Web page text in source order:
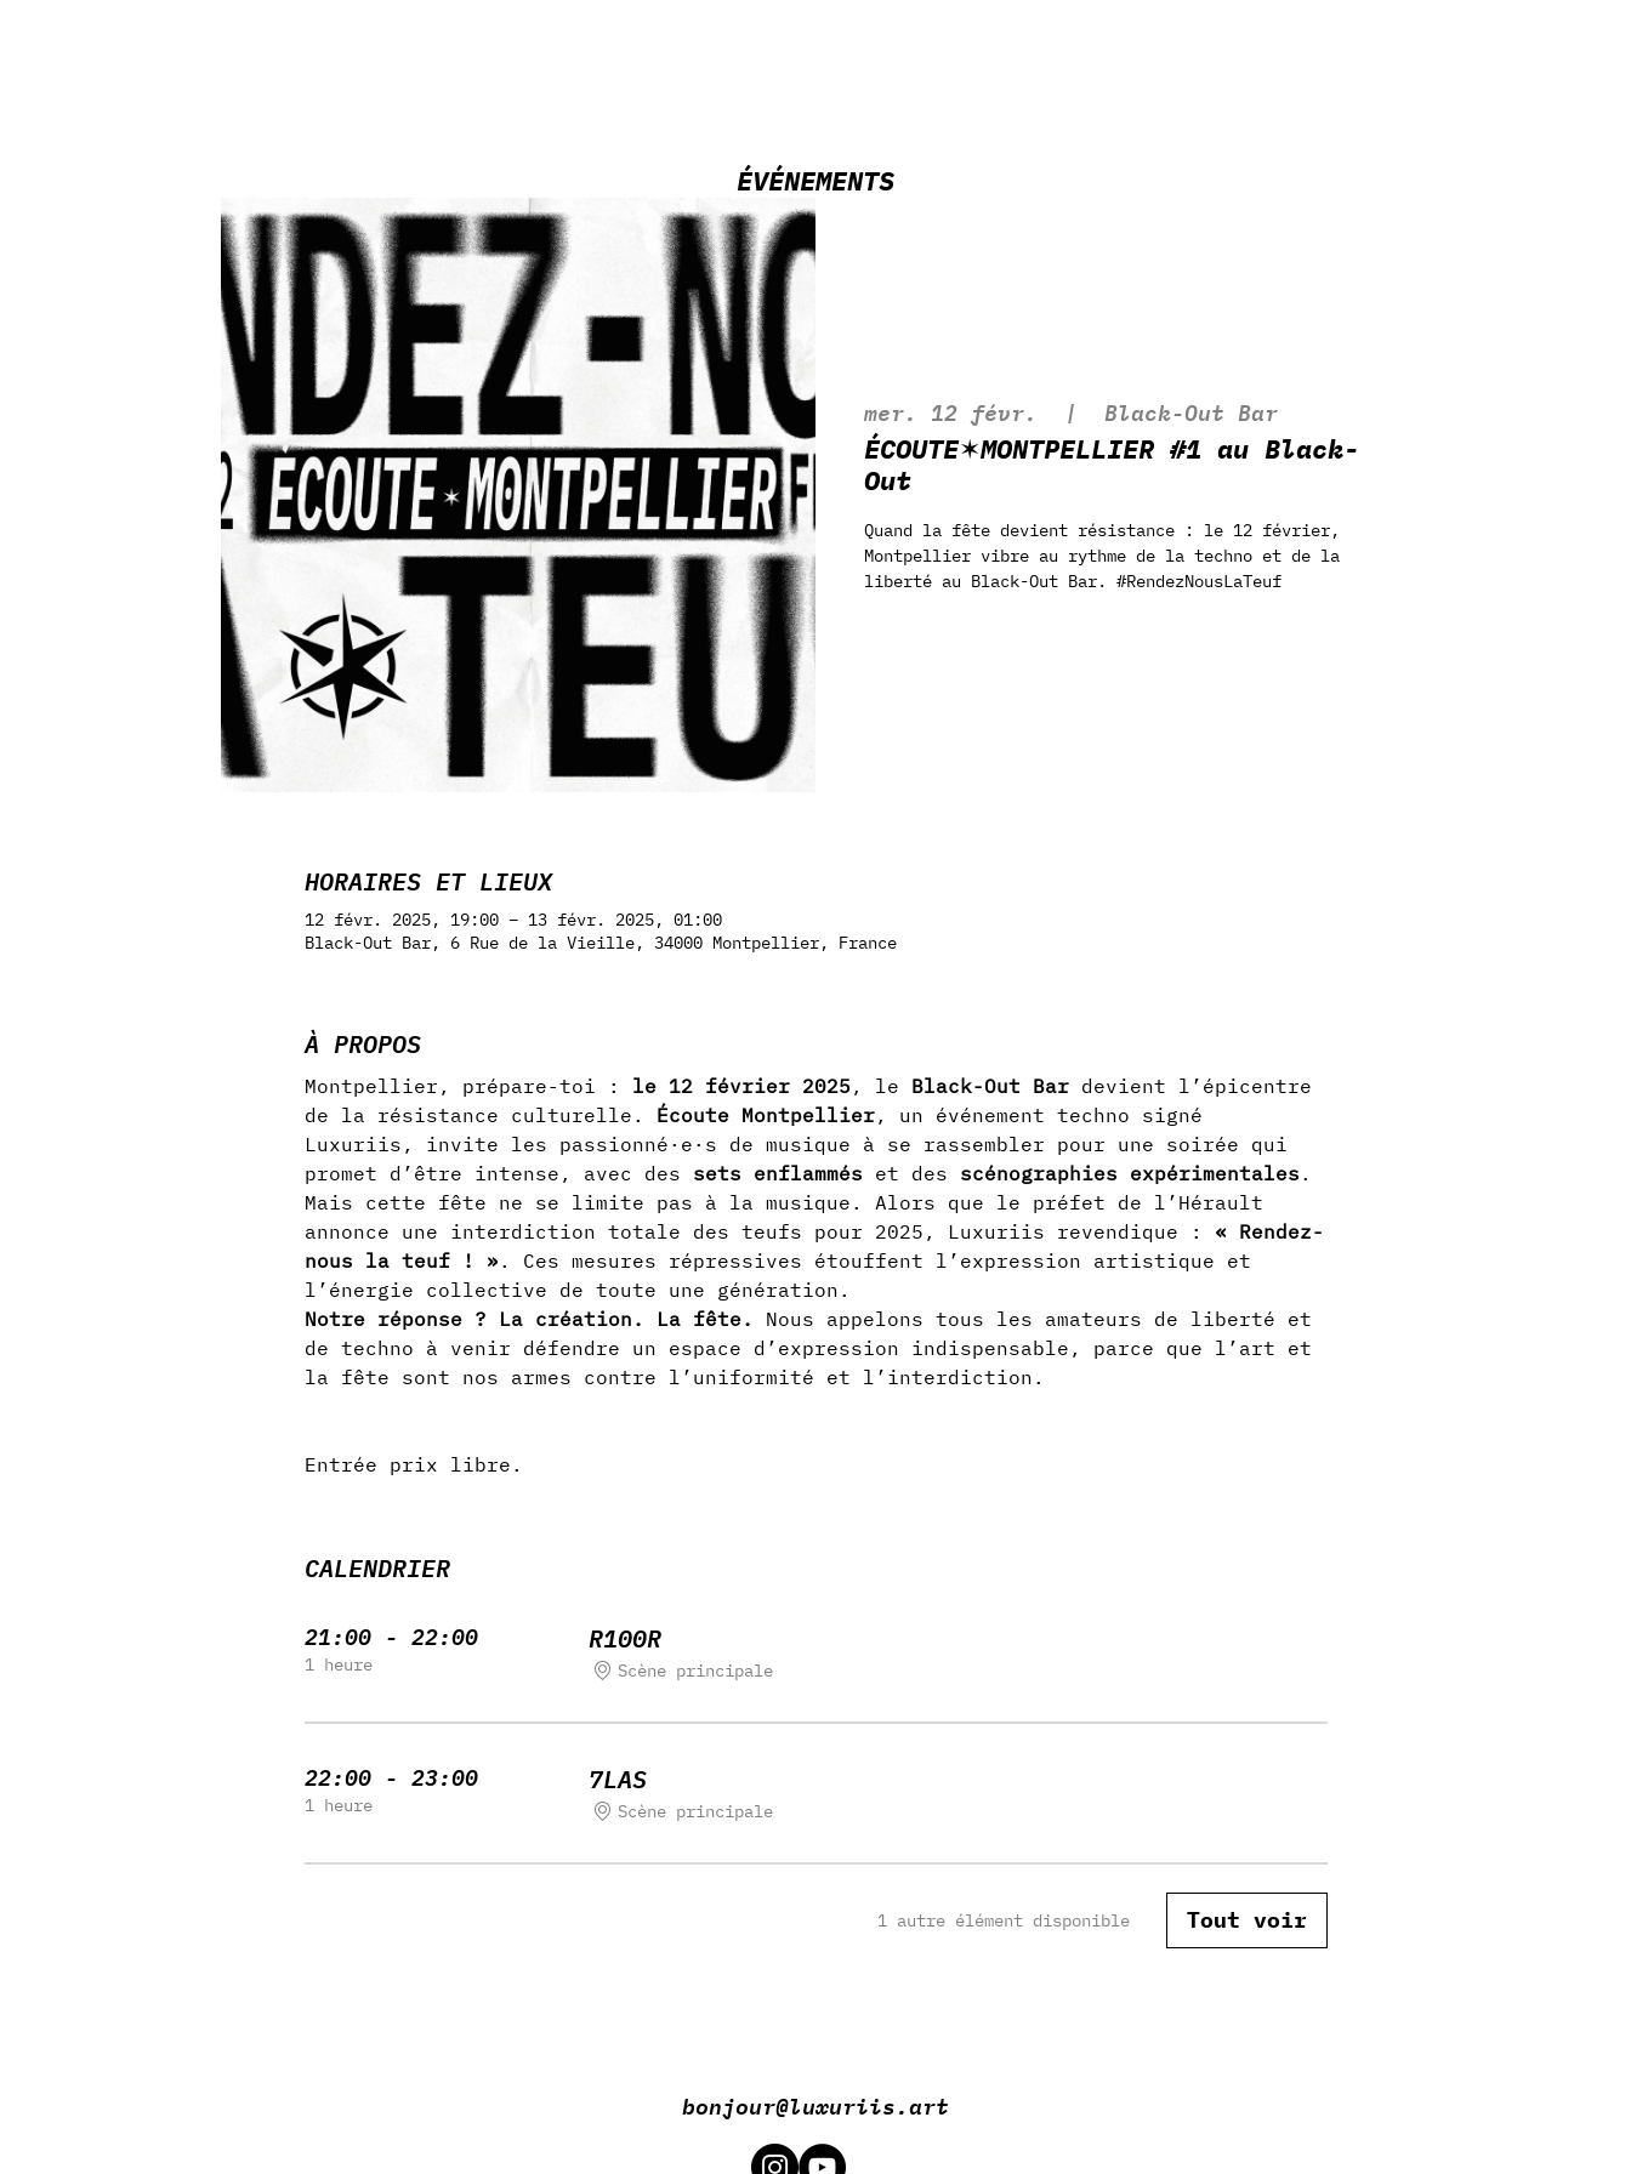
ÉVÉNEMENTS
mer. 12 févr.
  |
Black-Out Bar
ÉCOUTE✶MONTPELLIER #1 au Black-
Out
Quand la fête devient résistance : le 12 février,
Montpellier vibre au rythme de la techno et de la
liberté au Black-Out Bar. #RendezNousLaTeuf
HORAIRES ET LIEUX
12 févr. 2025, 19:00 – 13 févr. 2025, 01:00
Black-Out Bar, 6 Rue de la Vieille, 34000 Montpellier, France
À PROPOS
Montpellier, prépare-toi : le 12 février 2025, le Black-Out Bar devient l’épicentre
de la résistance culturelle. Écoute Montpellier, un événement techno signé
Luxuriis, invite les passionné·e·s de musique à se rassembler pour une soirée qui
promet d’être intense, avec des sets enflammés et des scénographies expérimentales .
Mais cette fête ne se limite pas à la musique. Alors que le préfet de l’Hérault
annonce une interdiction totale des teufs pour 2025 , Luxuriis revendique : « Rendez-
nous la teuf ! » . Ces mesures répressives étouffent l’expression artistique et
l’énergie collective de toute une génération.
Notre réponse ? La création.
La fête.
Nous appelons tous les amateurs de liberté et
de techno à venir défendre un espace d’expression indispensable, parce que l’art et
la fête sont nos armes contre l’uniformité et l’interdiction.
Entrée prix libre.
CALENDRIER
21:00 - 22:00
1 heure
R100R
Scène principale
22:00 - 23:00
1 heure
7LAS
Scène principale
1 autre élément disponible Tout voir
bonjour@luxuriis.art